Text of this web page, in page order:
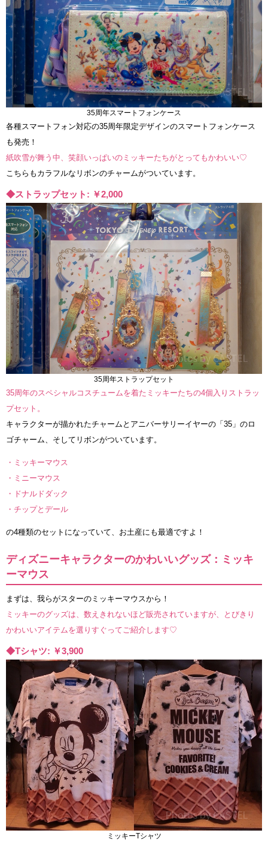
35周年スマートフォンケース
各種スマートフォン対応の35周年限定デザインのスマートフォンケース
も発売！
紙吹雪が舞う中、笑顔いっぱいのミッキーたちがとってもかわいい♡
こちらもカラフルなリボンのチャームがついています。
◆ストラップセット: ￥2,000
35周年ストラップセット
35周年のスペシャルコスチュームを着たミッキーたちの4個入りストラッ
プセット。
キャラクターが描かれたチャームとアニバーサリーイヤーの「35」のロ
ゴチャーム、そしてリボンがついています。
・ミッキーマウス
・ミニーマウス
・ドナルドダック
・チップとデール
の4種類のセットになっていて、お土産にも最適ですよ！
ディズニーキャラクターのかわいいグッズ：ミッキ
ーマウス
まずは、我らがスターのミッキーマウスから！
ミッキーのグッズは、数えきれないほど販売されていますが、とびきり
かわいいアイテムを選りすぐってご紹介します♡
◆Tシャツ: ￥3,900
ミッキーTシャツ